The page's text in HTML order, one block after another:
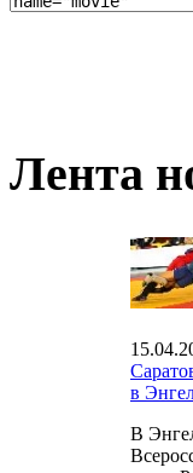
Лента
в
В